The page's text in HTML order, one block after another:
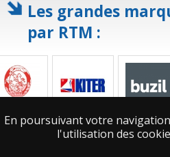
En poursuivant votre
l'utilisation des
Les grandes
par RTM :